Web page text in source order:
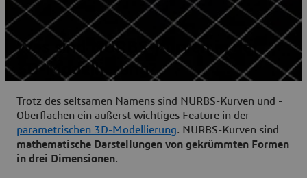
Was sind NURBS-Kurven in der
3D-Modellierung?
Trotz des seltsamen Namens sind NURBS-Kurven und -
Oberflächen ein äußerst wichtiges Feature in der
parametrischen 3D-Modellierung. NURBS-Kurven sind
mathematische Darstellungen von gekrümmten Formen
in drei Dimensionen.